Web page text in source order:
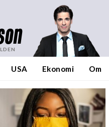
USA Ekonomi Om